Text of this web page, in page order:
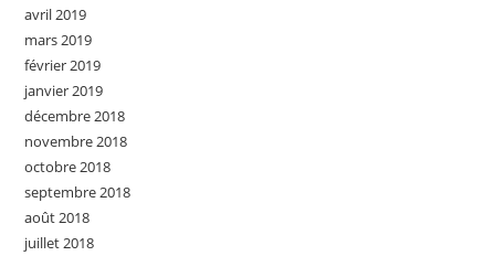
avril 2019
mars 2019
février 2019
janvier 2019
décembre 2018
novembre 2018
octobre 2018
septembre 2018
août 2018
juillet 2018